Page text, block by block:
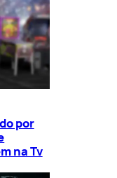
por
na Tv